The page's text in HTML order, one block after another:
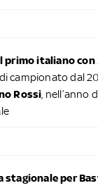
primo italiano
di campionato dal
Rossi , nell’anno
stagionale per